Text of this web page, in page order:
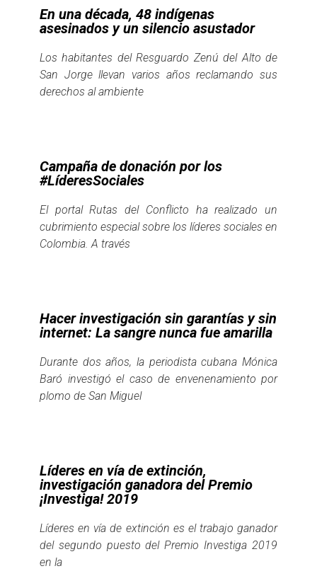
En una década, 48 indígenas
asesinados y un silencio asustador
Los habitantes del Resguardo Zenú del Alto de
San Jorge llevan varios años reclamando sus
derechos al ambiente
Campaña de donación por los
#LíderesSociales
El portal Rutas del Conflicto ha realizado un
cubrimiento especial sobre los líderes sociales en
Colombia. A través
Hacer investigación sin garantías y sin
internet: La sangre nunca fue amarilla
Durante dos años, la periodista cubana Mónica
Baró investigó el caso de envenenamiento por
plomo de San Miguel
Líderes en vía de extinción,
investigación ganadora del Premio
¡Investiga! 2019
Líderes en vía de extinción es el trabajo ganador
del segundo puesto del Premio Investiga 2019
en la